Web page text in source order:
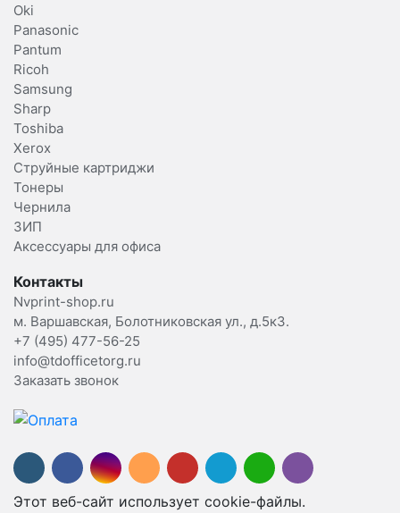
Oki
Panasonic
Pantum
Ricoh
Samsung
Sharp
Toshiba
Xerox
Струйные картриджи
Тонеры
Чернила
ЗИП
Аксессуары для офиса
Контакты
Nvprint-shop.ru
м. Варшавская, Болотниковская ул., д.5к3.
+7 (495) 477-56-25
info@tdofficetorg.ru
Заказать звонок
Этот веб-сайт использует cookie-файлы.